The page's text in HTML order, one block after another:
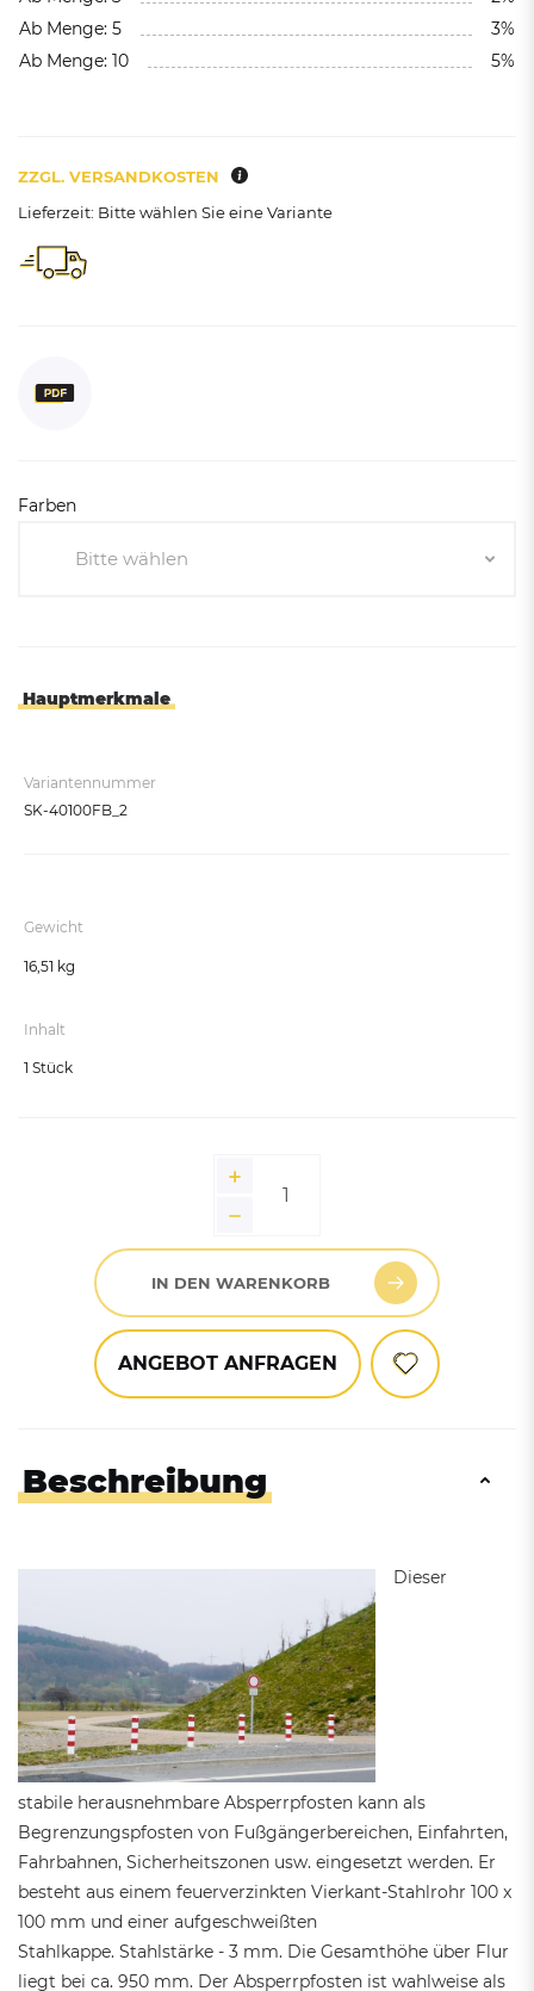
Ab Menge: 5
3%
Ab Menge: 10
5%
ZZGL. VERSANDKOSTEN
Lieferzeit: Bitte wählen Sie eine Variante
Farben
Bitte wählen
Feuerverzinkt - nicht beschichtet
Hauptmerkmale
Variantennummer
SK-40100FB_2
Gewicht
16,51 kg
Inhalt
1 Stück
IN DEN WARENKORB
ANGEBOT ANFRAGEN
Beschreibung
Dieser
stabile herausnehmbare Absperrpfosten kann als
Begrenzungspfosten von Fußgängerbereichen, Einfahrten,
Fahrbahnen, Sicherheitszonen usw. eingesetzt werden. Er
besteht aus einem feuerverzinkten Vierkant-Stahlrohr 100 x
100 mm und einer aufgeschweißten
Stahlkappe. Stahlstärke - 3 mm. Die Gesamthöhe über Flur
liegt bei ca. 950 mm. Der Absperrpfosten ist wahlweise als